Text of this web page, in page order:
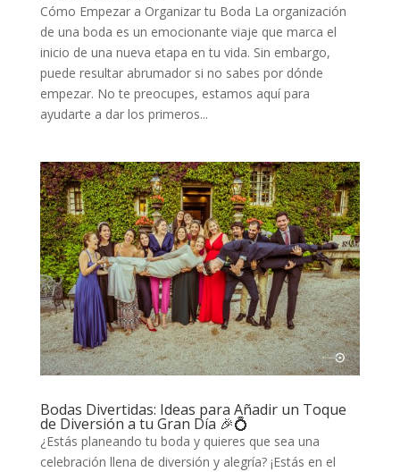
Cómo Empezar a Organizar tu Boda La organización
de una boda es un emocionante viaje que marca el
inicio de una nueva etapa en tu vida. Sin embargo,
puede resultar abrumador si no sabes por dónde
empezar. No te preocupes, estamos aquí para
ayudarte a dar los primeros...
Bodas Divertidas: Ideas para Añadir un Toque
de Diversión a tu Gran Día 🎉💍
¿Estás planeando tu boda y quieres que sea una
celebración llena de diversión y alegría? ¡Estás en el